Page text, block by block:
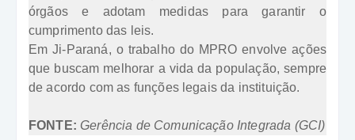
órgãos e adotam medidas para garantir o
cumprimento das leis.
Em Ji-Paraná, o trabalho do MPRO envolve ações
que buscam melhorar a vida da população, sempre
de acordo com as funções legais da instituição.
FONTE:Gerência de Comunicação Integrada (GCI)